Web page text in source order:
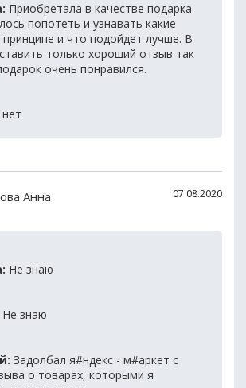
Приобретала в качестве подарка
попотеть и узнавать какие
и что подойдет лучше. В
только хороший отзыв так
очень понравился.
нет
Анна 07.08.2020
Не знаю
Не знаю
Задолбал я#ндекс - м#аркет с
о товарах, которыми я